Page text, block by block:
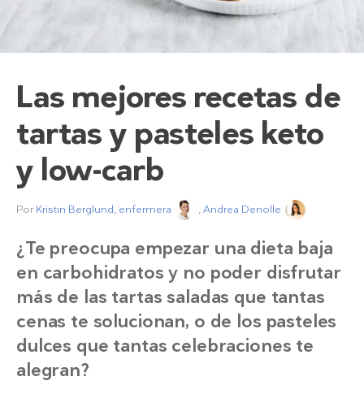
Las mejores recetas de
tartas y pasteles keto
y low-carb
Por Kristin Berglund, enfermera ,Andrea Denolle
¿Te preocupa empezar una dieta baja
en carbohidratos y no poder disfrutar
más de las tartas saladas que tantas
cenas te solucionan, o de los pasteles
dulces que tantas celebraciones te
alegran?